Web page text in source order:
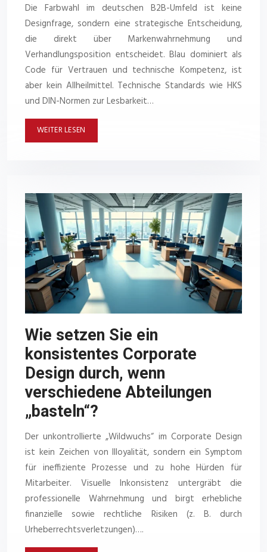
Die Farbwahl im deutschen B2B-Umfeld ist keine
Designfrage, sondern eine strategische Entscheidung,
die direkt über Markenwahrnehmung und
Verhandlungsposition entscheidet. Blau dominiert als
Code für Vertrauen und technische Kompetenz, ist
aber kein Allheilmittel. Technische Standards wie HKS
und DIN-Normen zur Lesbarkeit…
WEITER LESEN
Wie setzen Sie ein
konsistentes Corporate
Design durch, wenn
verschiedene Abteilungen
„basteln“?
Der unkontrollierte „Wildwuchs“ im Corporate Design
ist kein Zeichen von Illoyalität, sondern ein Symptom
für ineffiziente Prozesse und zu hohe Hürden für
Mitarbeiter. Visuelle Inkonsistenz untergräbt die
professionelle Wahrnehmung und birgt erhebliche
finanzielle sowie rechtliche Risiken (z. B. durch
Urheberrechtsverletzungen)….